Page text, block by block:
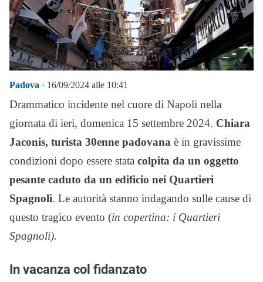
Padova · 16/09/2024 alle 10:41
Drammatico incidente nel cuore di Napoli nella
giornata di ieri, domenica 15 settembre 2024. Chiara
Jaconis, turista 30enne padovana è in gravissime
condizioni dopo essere stata colpita da un oggetto
pesante caduto da un edificio nei Quartieri
Spagnoli. Le autorità stanno indagando sulle cause di
questo tragico evento (in copertina: i Quartieri
Spagnoli).
In vacanza col fidanzato